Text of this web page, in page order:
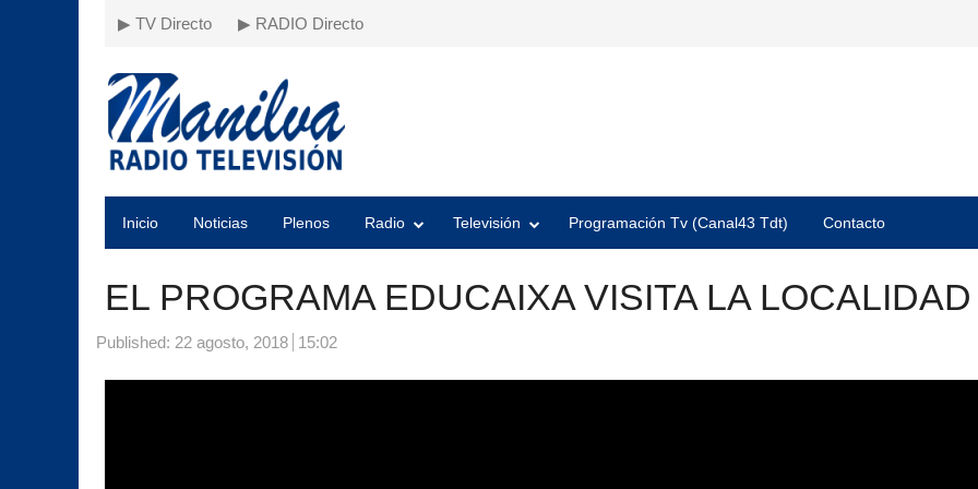
▶ TV Directo ▶ RADIO Directo
Inicio Noticias Plenos Radio Televisión Programación Tv (Canal43 Tdt) Contacto
EL PROGRAMA EDUCAIXA VISITA LA LOCALIDAD
Published: 22 agosto, 2018 15:02